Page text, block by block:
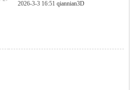
2026-3-3 16:51 qiannian3D